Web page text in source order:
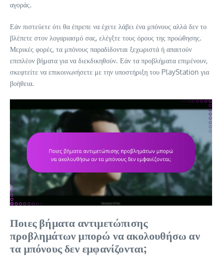
αγοράς.
Εάν πιστεύετε ότι θα έπρεπε να έχετε λάβει ένα μπόνους αλλά δεν το
βλέπετε στον λογαριασμό σας, ελέγξτε τους όρους της προώθησης.
Μερικές φορές, τα μπόνους παραδίδονται ξεχωριστά ή απαιτούν
επιπλέον βήματα για να διεκδικηθούν. Εάν τα προβλήματα επιμένουν,
σκεφτείτε να επικοινωνήσετε με την υποστήριξη του PlayStation για
βοήθεια.
Ποιες βήματα αντιμετώπισης
προβλημάτων μπορώ να ακολουθήσω αν
τα μπόνους δεν εμφανίζονται;